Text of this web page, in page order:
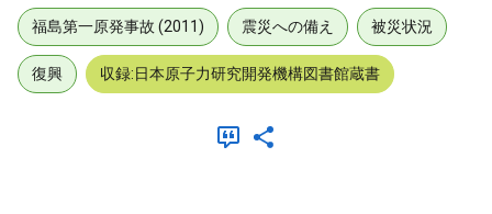
福島第一原発事故 (2011) 震災への備え 被災状況
復興 収録:日本原子力研究開発機構図書館蔵書